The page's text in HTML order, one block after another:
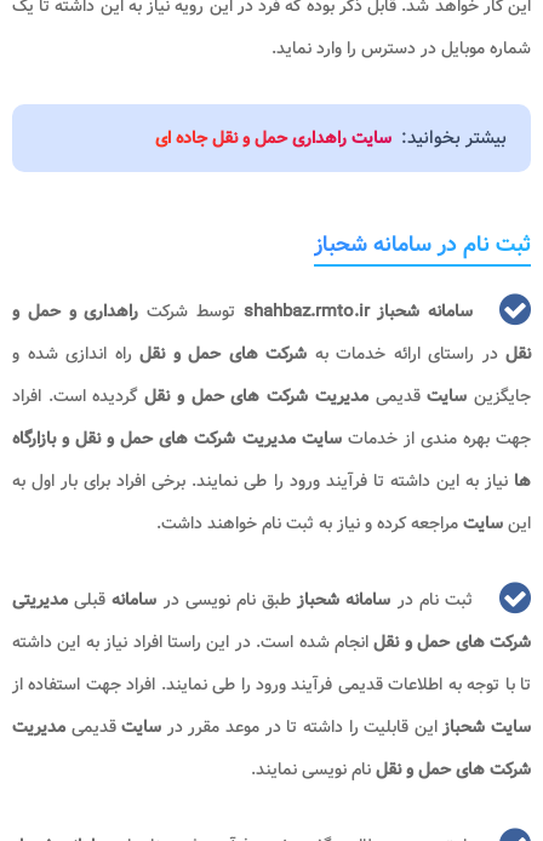
این کار خواهد شد. قابل ذکر بوده که فرد در این رویه نیاز به این داشته تا یک
شماره موبایل در دسترس را وارد نماید.
بیشتر بخوانید: سایت راهداری حمل و نقل جاده ای
ثبت نام در سامانه شحباز
سامانه شحباز shahbaz.rmto.ir توسط شرکت راهداری و حمل و
نقل در راستای ارائه خدمات به شرکت های حمل و نقل راه اندازی شده و
جایگزین سایتقدیمیمدیریت شرکت های حمل و نقلگردیده است. افراد
جهت بهره مندی از خدمات سایت مدیریت شرکت های حمل و نقل و بازارگاه
هانیاز به این داشته تا فرآیند ورود را طی نمایند. برخی افراد برای بار اول به
اینسایتمراجعه کرده و نیاز به ثبت نام خواهند داشت.
ثبت نام در سامانه شحبازطبق نام نویسی در سامانه قبلی مدیریتی
شرکت های حمل و نقلانجام شده است. در این راستا افراد نیاز به این داشته
تا با توجه به اطلاعات قدیمی فرآیند ورود را طی نمایند. افراد جهت استفاده از
سایت شحبازاین قابلیت را داشته تا در موعد مقرر در سایتقدیمی مدیریت
شرکت های حمل و نقلنام نویسی نمایند.